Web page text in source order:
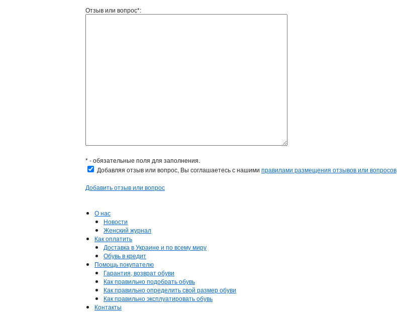
Отзыв или вопрос*:
* - обязательные поля для заполнения.
Добавляя отзыв или вопрос, Вы соглашаетесь с нашими правилами размещения отзывов или вопросов
Добавить отзыв или вопрос
О нас
Новости
Женский журнал
Как оплатить
Доставка в Украине и по всему миру
Обувь в кредит
Помощь покупателю
Гарантия, возврат обуви
Как правильно подобрать обувь
Как правильно определить свой размер обуви
Как правильно эксплуатировать обувь
Контакты